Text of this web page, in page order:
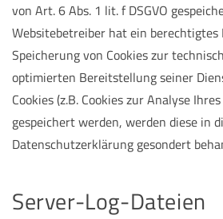
von Art. 6 Abs. 1 lit. f DSGVO
Websitebetreiber hat ein berechtigtes
Speicherung von Cookies zur
optimierten Bereitstellung seiner
Cookies (z.B. Cookies zur Analyse
gespeichert werden, werden diese in
Datenschutzerklärung gesondert
Server-Log-Dateien